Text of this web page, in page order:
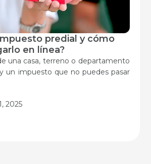
predial y cómo
en línea?
una casa, terreno o departamento
un impuesto que no puedes pasar
2025